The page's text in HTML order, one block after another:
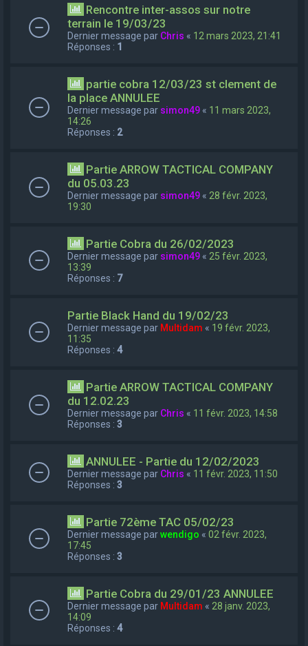
Rencontre inter-assos sur notre
terrain le 19/03/23
Dernier message par Chris « 12 mars 2023, 21:41
Réponses : 1
partie cobra 12/03/23 st clement de
la place ANNULEE
Dernier message par simon49 « 11 mars 2023,
14:26
Réponses : 2
Partie ARROW TACTICAL COMPANY
du 05.03.23
Dernier message par simon49 « 28 févr. 2023,
19:30
Partie Cobra du 26/02/2023
Dernier message par simon49 « 25 févr. 2023,
13:39
Réponses : 7
Partie Black Hand du 19/02/23
Dernier message par Multidam « 19 févr. 2023,
11:35
Réponses : 4
Partie ARROW TACTICAL COMPANY
du 12.02.23
Dernier message par Chris « 11 févr. 2023, 14:58
Réponses : 3
ANNULEE - Partie du 12/02/2023
Dernier message par Chris « 11 févr. 2023, 11:50
Réponses : 3
Partie 72ème TAC 05/02/23
Dernier message parwendigo « 02 févr. 2023,
17:45
Réponses : 3
Partie Cobra du 29/01/23 ANNULEE
Dernier message par Multidam « 28 janv. 2023,
14:09
Réponses : 4